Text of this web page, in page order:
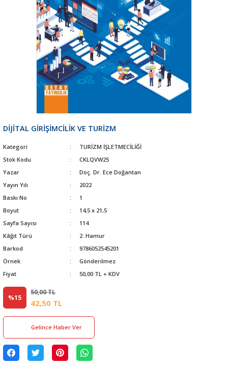
DİJİTAL GİRİŞİMCİLİK VE TURİZM
Kategori
TURİZM İŞLETMECİLİĞİ
Stok Kodu
CKLQVW25
Yazar
Doç. Dr. Ece Doğantan
Yayın Yılı
2022
Baskı No
1
Boyut
14,5 x 21,5
Sayfa Sayısı
114
Kâğıt Türü
2. Hamur
Barkod
9786052545201
Örnek
Gönderilmez
Fiyat
50,00 TL + KDV
%15
50,00 TL
42,50 TL
Gelince Haber Ver